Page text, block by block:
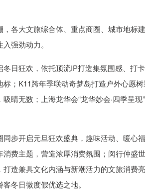
大文旅综合体、重点商圈、城市地标
强劲动力。
狂欢，依托顶流IP打造集氛围感、打
；K11跨年季联动奇梦岛打造户外心愿树
睛无数；上海龙华会“龙华妙会·四季呈
开启元旦狂欢盛典，趣味活动、暖心
费主题，营造浓厚消费氛围；闵行仲盛
造兼具文化内涵与新潮活力的文旅消费
冬日微度假优选之地。